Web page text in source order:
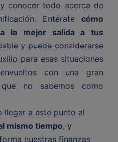
conocer todo acerca de
Entérate cómo
la mejor salida a tus
y puede considerarse
para esas situaciones
con una gran
no sabemos como
llegar a este punto al
mismo tiempo, y
nuestras finanzas